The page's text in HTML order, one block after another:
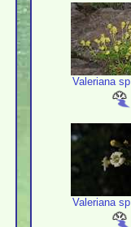
Valeriana
Valeriana